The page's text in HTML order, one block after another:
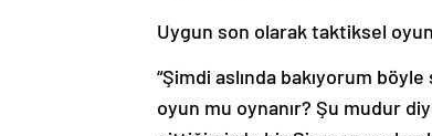
Uygun son olarak taktiksel
“Şimdi aslında bakıyorum
oyun mu oynanır? Şu mudur